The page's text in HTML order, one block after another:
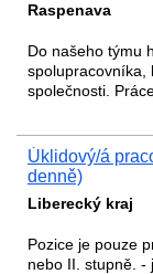
Raspenava
Do našeho týmu
spolupracovníka,
společnosti.
Úklidový/á
denně)
Liberecký kraj
Pozice je pouze
nebo II. stupně. -